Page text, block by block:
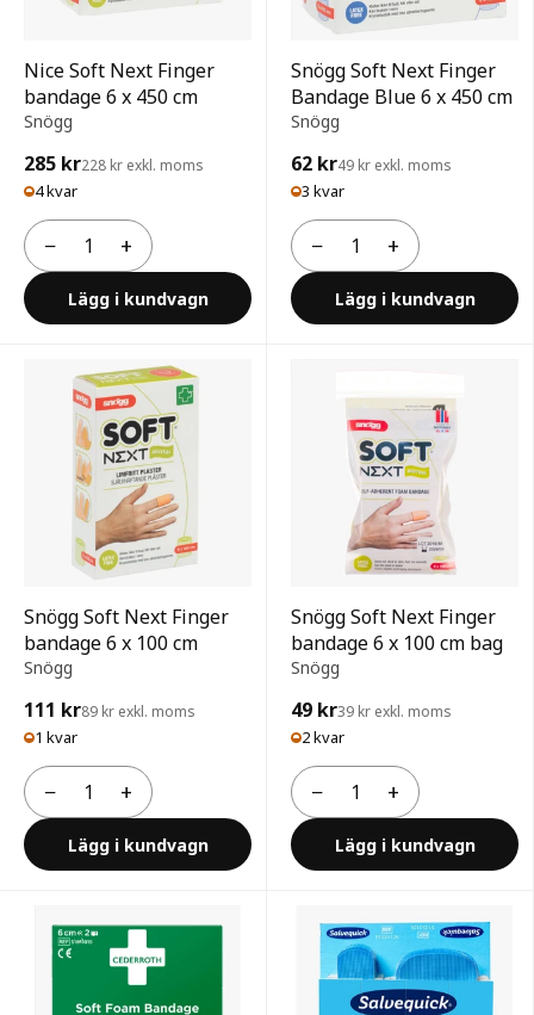
Nice Soft Next Finger
bandage 6 x 450 cm
Snögg
285 kr228 kr exkl. moms
4 kvar
−
Antal +
Lägg i kundvagn
Snögg Soft Next Finger
Bandage Blue 6 x 450 cm
Snögg
62 kr49 kr exkl. moms
3 kvar
−
Antal +
Lägg i kundvagn
Snögg Soft Next Finger
bandage 6 x 100 cm
Snögg
111 kr89 kr exkl. moms
1 kvar
−
Antal +
Lägg i kundvagn
Snögg Soft Next Finger
bandage 6 x 100 cm bag
Snögg
49 kr39 kr exkl. moms
2 kvar
−
Antal +
Lägg i kundvagn